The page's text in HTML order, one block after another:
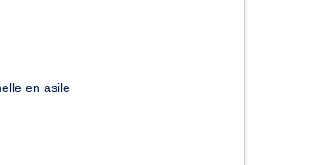
en asile